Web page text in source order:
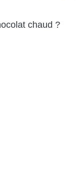
chaud ?